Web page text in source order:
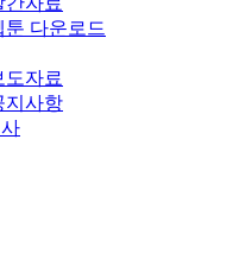
툰 다운로드
도자료
지사항